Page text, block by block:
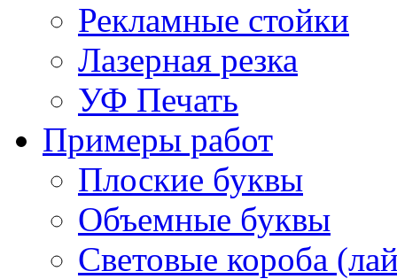
Рекламные стойки
Лазерная резка
УФ Печать
Примеры работ
Плоские буквы
Объемные буквы
Световые короба